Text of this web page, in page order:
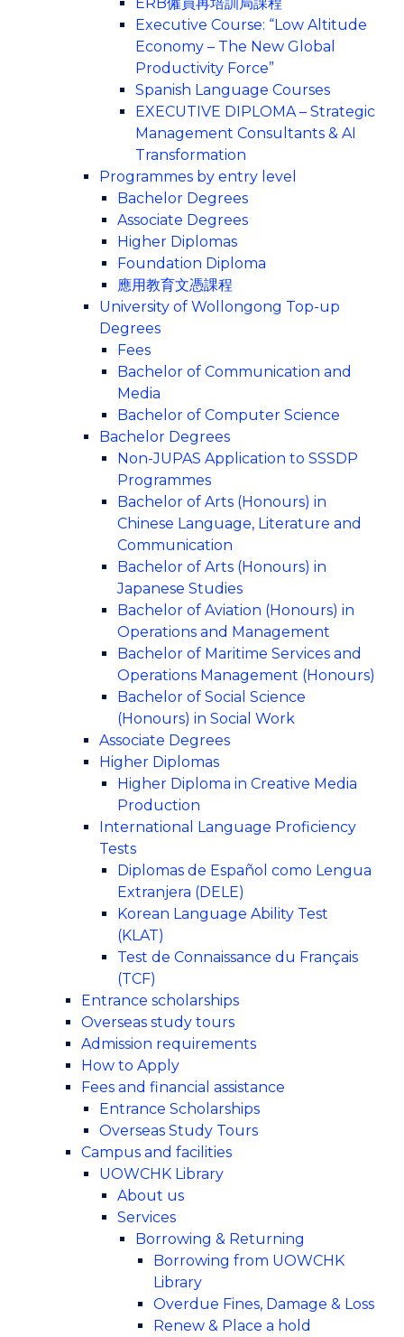
Executive Course: “Low Altitude
Economy – The New Global
Productivity Force”
Spanish Language Courses
EXECUTIVE DIPLOMA – Strategic
Management Consultants & AI
Transformation
Programmes by entry level
Bachelor Degrees
Associate Degrees
Higher Diplomas
Foundation Diploma
應用教育文憑課程
University of Wollongong Top-up
Degrees
Fees
Bachelor of Communication and
Media
Bachelor of Computer Science
Bachelor Degrees
Non-JUPAS Application to SSSDP
Programmes
Bachelor of Arts (Honours) in
Chinese Language, Literature and
Communication
Bachelor of Arts (Honours) in
Japanese Studies
Bachelor of Aviation (Honours) in
Operations and Management
Bachelor of Maritime Services and
Operations Management (Honours)
Bachelor of Social Science
(Honours) in Social Work
Associate Degrees
Higher Diplomas
Higher Diploma in Creative Media
Production
International Language Proficiency
Tests
Diplomas de Español como Lengua
Extranjera (DELE)
Korean Language Ability Test
(KLAT)
Test de Connaissance du Français
(TCF)
Entrance scholarships
Overseas study tours
Admission requirements
How to Apply
Fees and financial assistance
Entrance Scholarships
Overseas Study Tours
Campus and facilities
UOWCHK Library
About us
Services
Borrowing & Returning
Borrowing from UOWCHK
Library
Overdue Fines, Damage & Loss
Renew & Place a hold